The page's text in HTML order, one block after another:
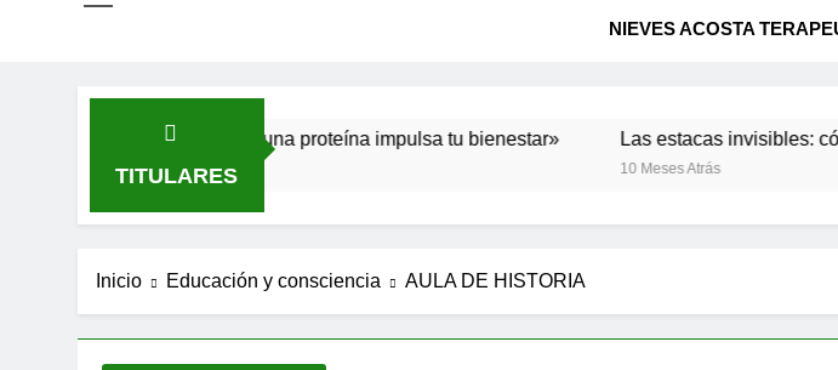
NIEVES ACOSTA
TITULARES
la felicidad: cómo una proteína impulsa tu bienestar» Las estacas invisibles: cómo las
10 Meses Atrás
Inicio Educación y consciencia AULA DE HISTORIA